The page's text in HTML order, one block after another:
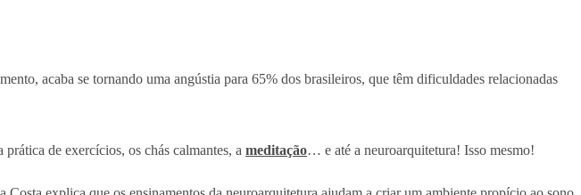
acaba se tornando uma angústia para 65% dos brasileiros, que têm dificuldades relacionadas
de exercícios, os chás calmantes, a meditação… e até a neuroarquitetura! Isso mesmo!